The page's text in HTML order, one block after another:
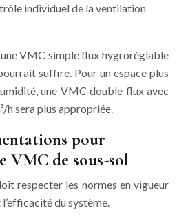
individuel de la ventilation
une VMC simple flux hygroréglable
suffire. Pour un espace plus
une VMC double flux avec
h sera plus appropriée.
pour
VMC de sous-sol
respecter les normes en vigueur
du système.